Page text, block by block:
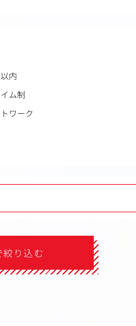
内
ム制
ワーク
り込む